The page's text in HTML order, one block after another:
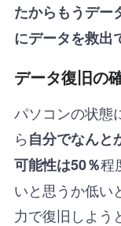
たからもうデー
にデータを救出
データ復旧の
パソコンの状態
ら自分でなんと
可能性は50％程
いと思うか低い
力で復旧しよう